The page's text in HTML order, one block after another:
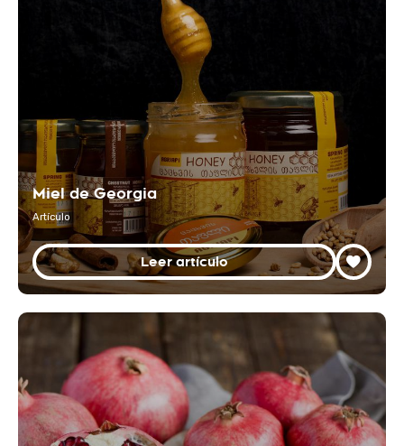
Miel de Georgia
Artículo
Leer artículo